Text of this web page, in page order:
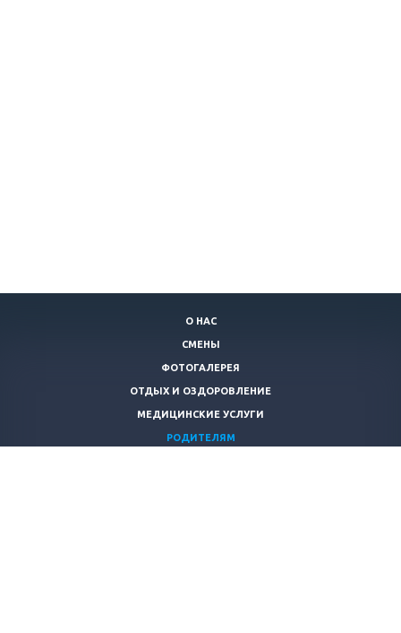
О НАС
СМЕНЫ
ФОТОГАЛЕРЕЯ
ОТДЫХ И ОЗДОРОВЛЕНИЕ
МЕДИЦИНСКИЕ УСЛУГИ
РОДИТЕЛЯМ